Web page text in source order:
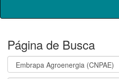
Página de Busca